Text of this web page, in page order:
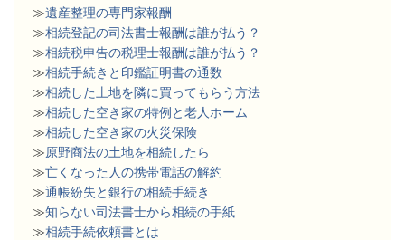
≫遺産整理の専門家報酬
≫相続登記の司法書士報酬は誰が払う？
≫相続税申告の税理士報酬は誰が払う？
≫相続手続きと印鑑証明書の通数
≫相続した土地を隣に買ってもらう方法
≫相続した空き家の特例と老人ホーム
≫相続した空き家の火災保険
≫原野商法の土地を相続したら
≫亡くなった人の携帯電話の解約
≫通帳紛失と銀行の相続手続き
≫知らない司法書士から相続の手紙
≫相続手続依頼書とは